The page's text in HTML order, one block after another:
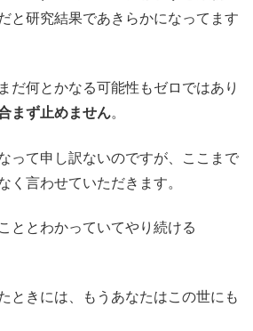
と研究結果であきらかになってます
だ何とかなる可能性もゼロではあり
まず止めません。
って申し訳ないのですが、ここまで
く言わせていただきます。
ととわかっていてやり続ける
ときには、もうあなたはこの世にも